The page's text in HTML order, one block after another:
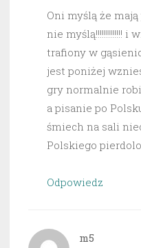
Oni myślą że
nie myślą!!!!!!!!!!!!! i
trafiony w
jest poniżej
gry normalnie
a pisanie po
śmiech na sali
Polskiego
Odpowiedz
m5